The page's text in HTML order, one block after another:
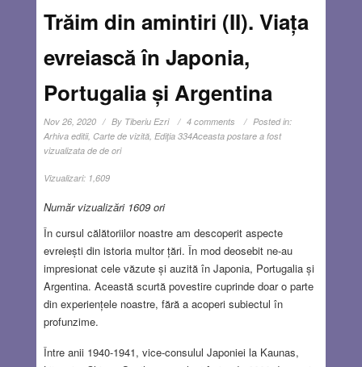
Trăim din amintiri (II). Viața
evreiască în Japonia,
Portugalia și Argentina
Nov 26, 2020 By Tiberiu Ezri 4 comments
Posted in:
Arhiva editii, Carte de vizită, Ediţia 334Aceasta postare a fost
vizualizata de de ori
Vizualizari: 1,609
Număr vizualizări 1609 ori
În cursul călătoriilor noastre am descoperit aspecte
evreiești din istoria multor țări. În mod deosebit ne-au
impresionat cele văzute și auzită în Japonia, Portugalia și
Argentina. Această scurtă povestire cuprinde doar o parte
din experiențele noastre, fără a acoperi subiectul în
profunzime.
Între anii 1940-1941, vice-consulul Japoniei la Kaunas,